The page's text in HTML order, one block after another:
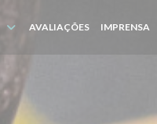
AVALIAÇÕES IMPRENSA